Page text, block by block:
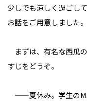
少しでも涼しく過ごし
お話をご用意しました。
まずは、有名な西瓜
すじをどうぞ。
——夏休み。学生のM